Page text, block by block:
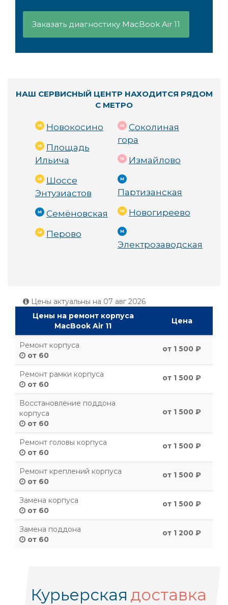
Заказать диагностику MacBook Air 11
НАШ СЕРВИСНЫЙ ЦЕНТР НАХОДИТСЯ РЯДОМ
С МЕТРО
Новокосино
Площадь
Ильича
Шоссе
Энтузиастов
Семёновская
Перово
Соколиная
гора
Измайлово
Партизанская
Новогиреево
Электрозаводская
Цены актуальны на 07 авг 2026
Цены на ремонт корпуса
MacBook Air 11
Цена
Ремонт корпуса
от 60
от 1 500 ₽
Ремонт рамки корпуса
от 60
от 1 500 ₽
Восстановление поддона
корпуса
от 60
от 1 500 ₽
Ремонт головы корпуса
от 60
от 1 500 ₽
Ремонт креплений корпуса
от 60
от 1 500 ₽
Замена корпуса
от 60
от 1 500 ₽
Замена поддона
от 60
от 1 200 ₽
Курьерская доставка